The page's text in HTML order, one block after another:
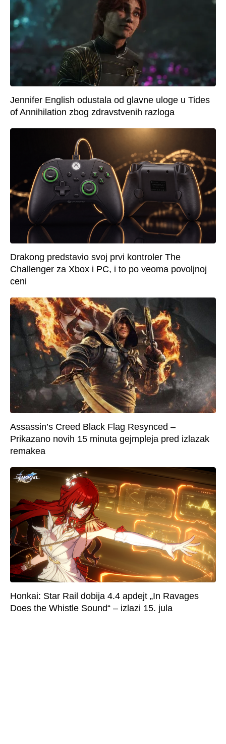
Jennifer English odustala od glavne uloge u Tides
of Annihilation zbog zdravstvenih razloga
Drakong predstavio svoj prvi kontroler The
Challenger za Xbox i PC, i to po veoma povoljnoj
ceni
Assassin’s Creed Black Flag Resynced –
Prikazano novih 15 minuta gejmpleja pred izlazak
remakea
Honkai: Star Rail dobija 4.4 apdejt „In Ravages
Does the Whistle Sound“ – izlazi 15. jula